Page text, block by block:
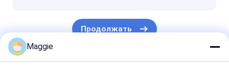
Продолжать
Maggie